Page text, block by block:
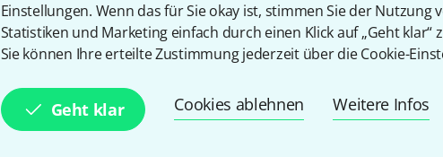
Einstellungen. Wenn das für Sie okay ist, stimmen Sie der Nutzung
Statistiken und Marketing einfach durch einen Klick auf „Geht klar“
Sie können Ihre erteilte Zustimmung jederzeit über die Cookie-
Geht klar Cookies ablehnen Weitere Infos